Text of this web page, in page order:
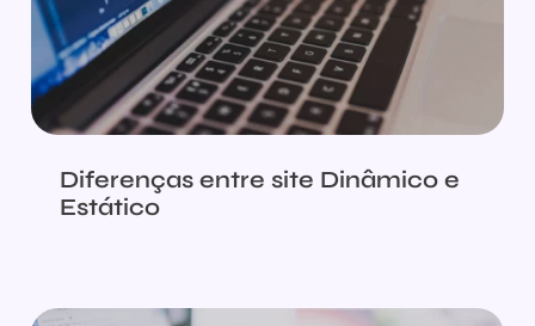
Diferenças entre site Dinâmico e
Estático